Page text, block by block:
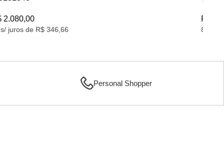
10x s/ juros de R$ 379,00
R$ 3.790,00
Personal Shopper